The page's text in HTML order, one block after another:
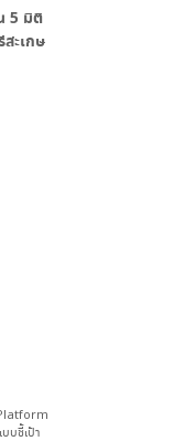
5 มิติ
ะเกษ
บชี้เป้า